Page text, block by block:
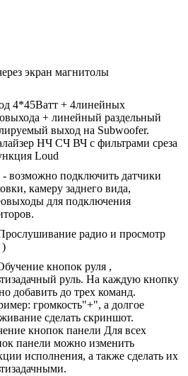
экран магнитолы
4*45Ватт + 4линейных
+ линейный раздельный
выход на Subwoofer.
НЧ СЧ ВЧ с фильтрами среза
Loud
- возможно подключить датчики
камеру заднего вида,
для подключения
радио и просмотр
)
кнопок руля ,
руль. На каждую кнопку
добавить до трех команд.
громкость"+", а долгое
сделать скриншот.
кнопок панели Для всех
панели можно изменить
исполнения, а также сделать их